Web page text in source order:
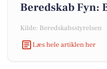
Beredskab Fyn:
Kilde: Beredskabsstyrelsen
Læs hele artiklen her